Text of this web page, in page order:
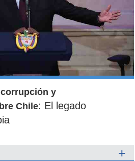
y
Chile: El legado
+